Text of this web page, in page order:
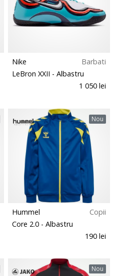
Nike
Barbati
LeBron XXII - Albastru
1 050 lei
Nou
Hummel
Copii
Core 2.0 - Albastru
190 lei
Nou